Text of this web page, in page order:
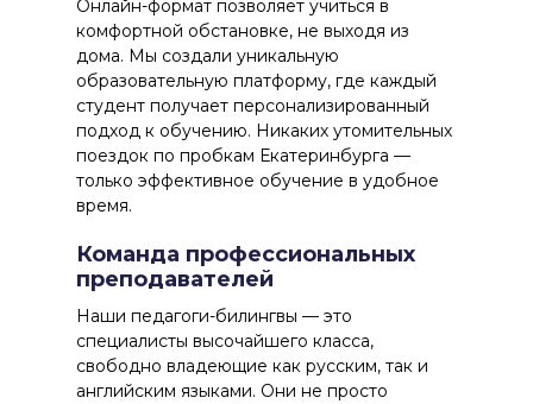
Онлайн-формат позволяет учиться в
комфортной обстановке, не выходя из
дома. Мы создали уникальную
образовательную платформу, где каждый
студент получает персонализированный
подход к обучению. Никаких утомительных
поездок по пробкам Екатеринбурга —
только эффективное обучение в удобное
время.
Команда профессиональных
преподавателей
Наши педагоги-билингвы — это
специалисты высочайшего класса,
свободно владеющие как русским, так и
английским языками. Они не просто